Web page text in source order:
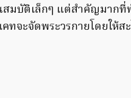
มบัติเล็กๆ แต่สำคัญมาก
ทจะจัดพระวรกายโดยให้ส